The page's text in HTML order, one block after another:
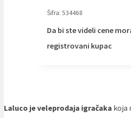
Šifra: 534468
Da bi ste videli cene
registrovani kupac
Laluco je veleprodaja igračaka koja